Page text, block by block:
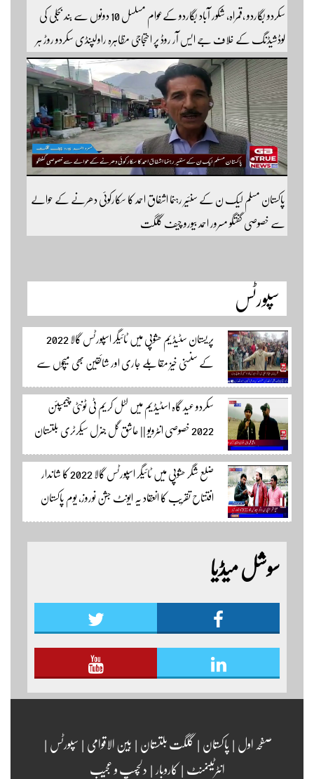
سکردو بگاردو ،قمراہ، شکور آباد بگاردو کےعوام مسلسل 10 دونوں سے بند بجلی کی
لوڈشیڈنگ کے خلاف جے ایس آر روڈ پر احتجاجی مظاہرہ راولپنڈی سکردو روڑ ہر
قسم کی ٹریفک کے لئے بند۔۔ مزید اپڈیٹس کے لیے ہمارے یوٹیوب چینل کو
سبسکرائب کریں
پاکستان مسلم لیک ن کے سنئیر رہنما اشفاق احمد کا سکارکوئی دھرنے کے حوالے
سے خصوصی گفتگو مسرور احمد بیورو چیف گلگت
سپورٹس
پریستان سٹیڈیم حشوپی میں ٹائیگر اسپورٹس گالا 2022
کے سنسنی خیز مقابلے جاری اور شائقین بھی میچوں سے
لطف اندوز ہو رہے ہیں۔ سجاد حسین نمائندہ شگر مکمل
وڈیوز دیکھنے لئے لئے لنک پر کلک کریں۔
سکردو عید گاہ اسٹیڈیم میں لٹل کریم ٹی ٹونٹی چیمپئن
2022 خصوصی انٹرویو || عاشق گل جنرل سیکرٹری بلتستان
کرکٹ ایسوسیشن کیمرہ مین یاور کمال کے ساتھ الطاف احمد
اسپورٹس ایڈیٹر سکردو مزید اپڈیٹس کے لئے ہمارے
یوٹیوب چینل لنک پر یہاں کلک کریں
ضلع شگر حشوپی میں ٹائیگر اسپورٹس گالا 2022 کا شاندار
افتتاح تقریب کا انعقاد یہ ایونٹ جشن نوروز، یوم پاکستان
اور جشن بہاراں کی مناسبت سے ٹائیگر اسپورٹس کلب
کے زیر اہتمام منعقدہ کیا جا رہا ہے۔ سجاد حسین نمائندہ شگر
مزید اپڈیٹس دیکھنے کے لئے ہمارے یوٹیوب چینل لنکسوشل میڈیا
صفحہ اول|پاکستان|گلگت بلتستان|بین الاقوامی|سپورٹس|
انٹرٹینمنٹ|کاروبار|دلچسپ و عجیب